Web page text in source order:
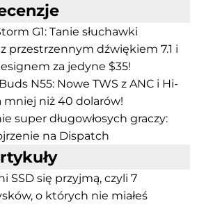
G1: Tanie słuchawki
przestrzennym dźwiękiem 7.1 i
za jedyne $35!
N55: Nowe TWS z ANC i Hi-
mniej niż 40 dolarów!
super długowłosych graczy:
na Dispatch
SSD się przyjmą, czyli 7
o których nie miałeś